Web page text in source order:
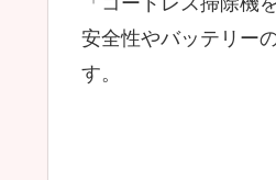
安全性やバッテリー
す。